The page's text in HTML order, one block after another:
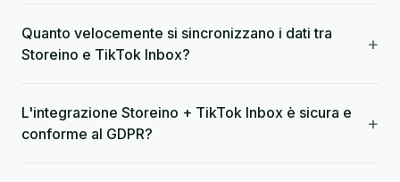
Quanto velocemente si sincronizzano i dati tra
Storeino e TikTok Inbox?
+
L'integrazione Storeino + TikTok Inbox è sicura e
conforme al GDPR?
+